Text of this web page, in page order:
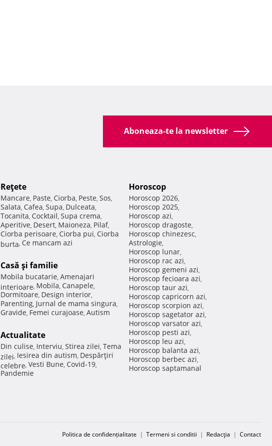
Aboneaza-te la newsletter
Reţete
Mancare, Paste, Ciorba, Peste, Sos,
Salata, Cafea, Supa, Dulceata,
Tocanita, Cocktail, Supa crema,
Aperitive, Desert, Maioneza, Pilaf,
Ciorba perisoare, Ciorba pui, Ciorba
burta, Ce mancam azi
Casă şi familie
Mobila bucatarie, Amenajari
interioare, Mobila, Canapele,
Dormitoare, Design interior,
Parenting, Jurnal de mama singura,
Gravide, Femei curajoase, Autism
Actualitate
Din culise, Interviu, Stirea zilei, Tema
zilei, Iesirea din autism, Despărţiri
celebre, Vesti Bune, Covid-19,
Pandemie
Horoscop
Horoscop 2026,
Horoscop 2025,
Horoscop azi,
Horoscop dragoste,
Horoscop chinezesc,
Astrologie,
Horoscop lunar,
Horoscop rac azi,
Horoscop gemeni azi,
Horoscop fecioara azi,
Horoscop taur azi,
Horoscop capricorn azi,
Horoscop scorpion azi,
Horoscop sagetator azi,
Horoscop varsator azi,
Horoscop pesti azi,
Horoscop leu azi,
Horoscop balanta azi,
Horoscop berbec azi,
Horoscop saptamanal
Politica de confidențialitate | Termeni si conditii | Redacţia | Contact